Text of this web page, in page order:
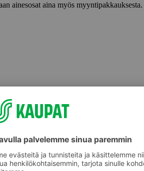
ainesosat aina myös myyntipakkauksesta.